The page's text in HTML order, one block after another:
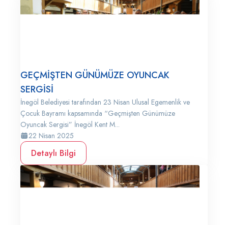
GEÇMİŞTEN GÜNÜMÜZE OYUNCAK
SERGİSİ
İnegöl Belediyesi tarafından 23 Nisan Ulusal Egemenlik ve
Çocuk Bayramı kapsamında “Geçmişten Günümüze
Oyuncak Sergisi” İnegöl Kent M...
22 Nisan 2025
Detaylı Bilgi